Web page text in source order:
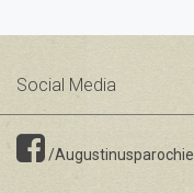
Social Media
/Augustinusparochie